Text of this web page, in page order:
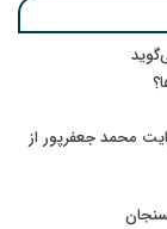
محمد جعفرپور از